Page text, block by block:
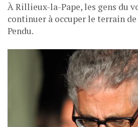
À Rillieux-la-Pape, les gens du
continuer à occuper le terrain
Pendu.